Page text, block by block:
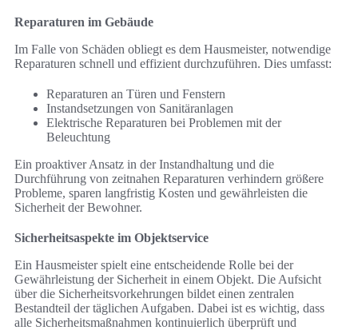
Reparaturen im Gebäude
Im Falle von Schäden obliegt es dem Hausmeister, notwendige
Reparaturen schnell und effizient durchzuführen. Dies umfasst:
Reparaturen an Türen und Fenstern
Instandsetzungen von Sanitäranlagen
Elektrische Reparaturen bei Problemen mit der
Beleuchtung
Ein proaktiver Ansatz in der Instandhaltung und die
Durchführung von zeitnahen Reparaturen verhindern größere
Probleme, sparen langfristig Kosten und gewährleisten die
Sicherheit der Bewohner.
Sicherheitsaspekte im Objektservice
Ein Hausmeister spielt eine entscheidende Rolle bei der
Gewährleistung der Sicherheit in einem Objekt. Die Aufsicht
über die Sicherheitsvorkehrungen bildet einen zentralen
Bestandteil der täglichen Aufgaben. Dabei ist es wichtig, dass
alle Sicherheitsmaßnahmen kontinuierlich überprüft und